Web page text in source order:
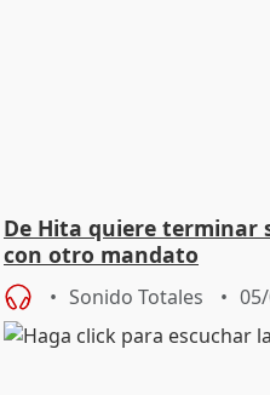
De Hita quiere terminar
con otro mandato
Sonido Totales